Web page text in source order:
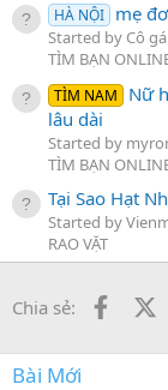
HÀ NỘI mẹ
Started by Cô
TÌM BẠN
TÌM NAM
Nữ
lâu dài
Started by
TÌM BẠN
Tại Sao Hạt
Started by
RAO VẶT
Chia sẻ:
Bài Mới